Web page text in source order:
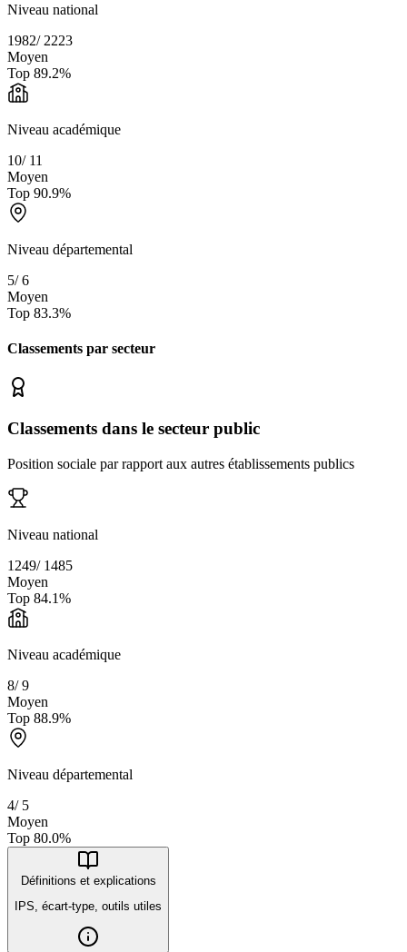
Niveau national
1982/ 2223
Moyen
Top 89.2%
Niveau académique
10/ 11
Moyen
Top 90.9%
Niveau départemental
5/6
Moyen
Top 83.3%
Classements par secteur
Classements dans le secteur public
Position sociale par rapport aux autres établissements publics
Niveau national
1249/ 1485
Moyen
Top 84.1%
Niveau académique
8/9
Moyen
Top 88.9%
Niveau départemental
4/ 5
Moyen
Top 80.0%
Définitions et explications
IPS, écart-type, outils utiles